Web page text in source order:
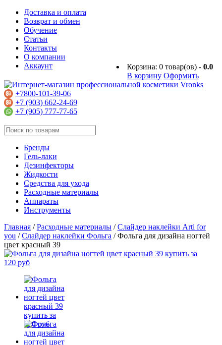
Доставка и оплата
Возврат и обмен
Обучение
Статьи
Контакты
О компании
Корзина: 0 товар(ов) - 0.0
В корзину Оформить
Аккаунт
+7800-101-39-06
+7 (903) 662-24-69
+7 (905) 777-77-65
Бренды
Гель-лаки
Дезинфекторы
Жидкости
Средства для ухода
Расходные материалы
Аппараты
Инструменты
Главная /Расходные материалы /Слайдер наклейки Arti for
you /Слайдер наклейки Фольга /Фольга для дизайна ногтей
цвет красный 39